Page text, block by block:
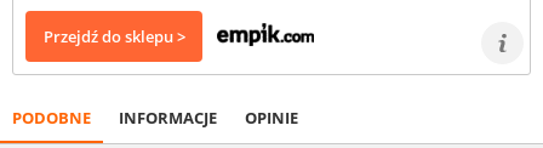
Przejdź do sklepu >
PODOBNE INFORMACJE OPINIE